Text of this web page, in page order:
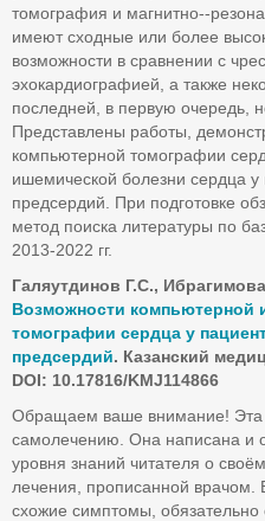
томография и магнитно--
имеют сходные или более
возможности в сравнении с
эхокардиографией, а также
последней, в первую очередь,
Представлены работы,
компьютерной томографии
ишемической болезни сердца
предсердий. При подготовке
метод поиска литературы по
2013-2022 гг.
Галяутдинов Г.С.,
Возможности компьютерной
томографии сердца у
предсердий. Казанский
DOI: 10.17816/KMJ114866
Обращаем ваше внимание! Эта
самолечению. Она написана и
уровня знаний читателя о
лечения, прописанной врачом.
схожие симптомы,